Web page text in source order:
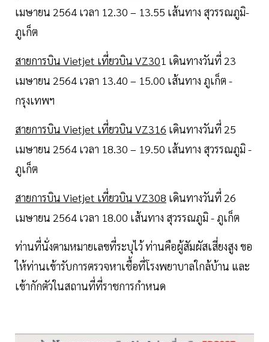
เมษายน 2564 เวลา 12.30 – 13.55 เส้นทาง สุวรรณภูมิ-
ภูเก็ต
สายการบิน Vietjet เที่ยวบิน VZ301 เดินทางวันที่ 23
เมษายน 2564 เวลา 13.40 – 15.00 เส้นทาง ภูเก็ต -
กรุงเทพฯ
สายการบิน Vietjet เที่ยวบิน VZ316 เดินทางวันที่ 25
เมษายน 2564 เวลา 18.30 – 19.50 เส้นทาง สุวรรณภูมิ -
ภูเก็ต
สายการบิน Vietjet เที่ยวบิน VZ308 เดินทางวันที่ 26
เมษายน 2564 เวลา 18.00 เส้นทาง สุวรรณภูมิ - ภูเก็ต
ท่านที่นั่งตามหมายเลขที่ระบุไว้ ท่านคือผู้สัมผัสเสี่ยงสูง ขอ
ให้ท่านเข้ารับการตรวจหาเชื้อที่โรงพยาบาลใกล้บ้าน และ
เข้ากักตัวในสถานที่ที่ราชการกำหนด